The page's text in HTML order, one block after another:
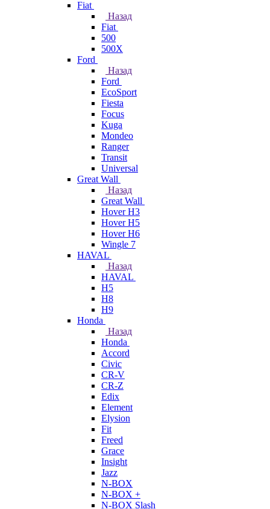
Fiat
Назад
Fiat
500
500X
Ford
Назад
Ford
EcoSport
Fiesta
Focus
Kuga
Mondeo
Ranger
Transit
Universal
Great Wall
Назад
Great Wall
Hover H3
Hover H5
Hover H6
Wingle 7
HAVAL
Назад
HAVAL
H5
H8
H9
Honda
Назад
Honda
Accord
Civic
CR-V
CR-Z
Edix
Element
Elysion
Fit
Freed
Grace
Insight
Jazz
N-BOX
N-BOX +
N-BOX Slash